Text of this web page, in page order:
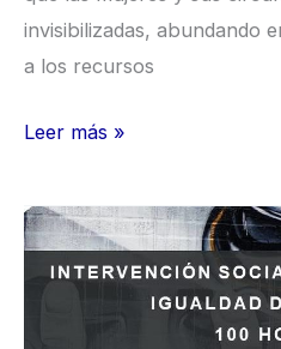
invisibilizadas, abundando
a los recursos
Leer más »
Curso”
Intervención
social